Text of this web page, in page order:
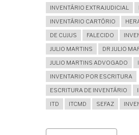
INVENTÁRIO EXTRAJUDICIAL
INVENTÁRIO CARTÓRIO
DE CUJUS
FALECIDO
JULIO MARTINS
DR JULIO
JULIO MARTINS ADVOGADO
INVENTARIO POR ESCRITURA
ESCRITURA DE INVENTÁRIO
ITD
ITCMD SEFAZ